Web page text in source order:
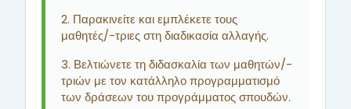
2. Παρακινείτε και εμπλέκετε τους
μαθητές/-τριες στη διαδικασία αλλαγής.
3. Βελτιώνετε τη διδασκαλία των μαθητών/-
τριών με τον κατάλληλο προγραμματισμό
των δράσεων του προγράμματος σπουδών.